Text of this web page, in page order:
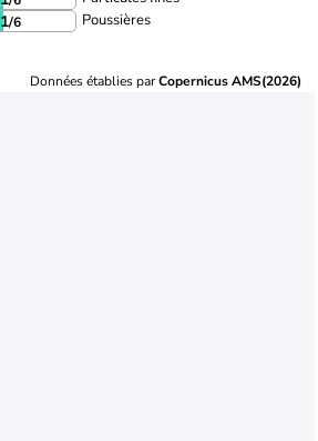
1/6 Poussières
Données établies parCopernicus AMS(2026)